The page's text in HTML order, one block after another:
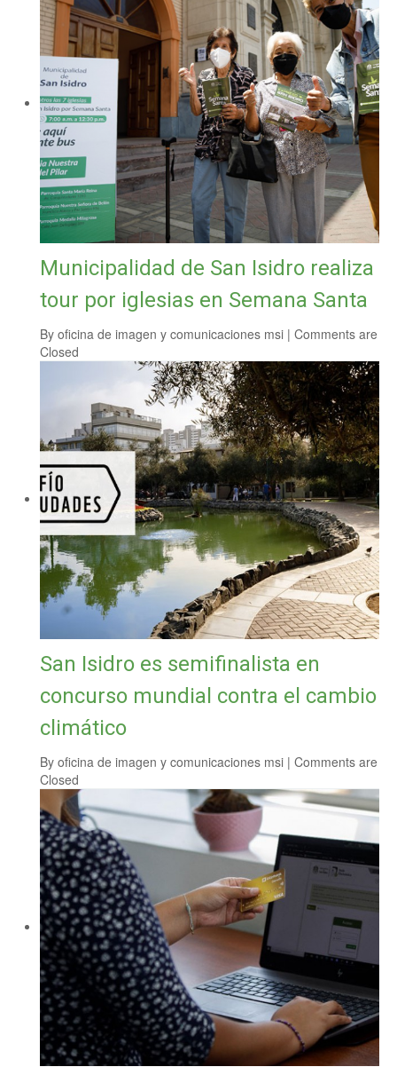
Municipalidad de San Isidro realiza
tour por iglesias en Semana Santa
By oficina de imagen y comunicaciones msi | Comments are
Closed
San Isidro es semifinalista en
concurso mundial contra el cambio
climático
By oficina de imagen y comunicaciones msi | Comments are
Closed